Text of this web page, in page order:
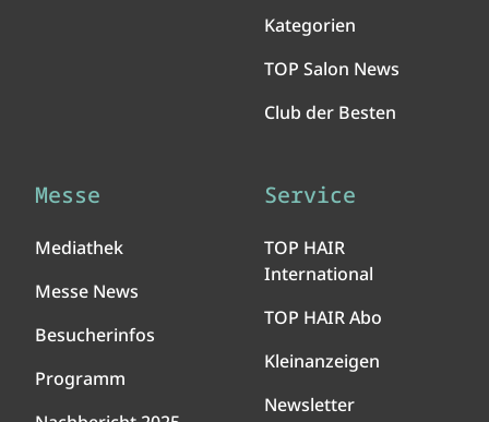
Kategorien
TOP Salon News
Club der Besten
Messe
Mediathek
Messe News
Besucherinfos
Programm
Service
TOP HAIR
International
TOP HAIR Abo
Kleinanzeigen
Newsletter